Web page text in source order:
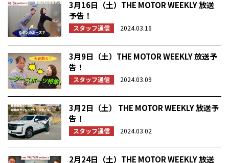
3月16日（土）THE MOTOR WEEKLY 放送
予告！
スタッフ通信 2024.03.16
3月9日（土）THE MOTOR WEEKLY 放送予
告！
スタッフ通信 2024.03.09
3月2日（土） THE MOTOR WEEKLY 放送予
告！
スタッフ通信 2024.03.02
2月24日（土）THE MOTOR WEEKLY 放送